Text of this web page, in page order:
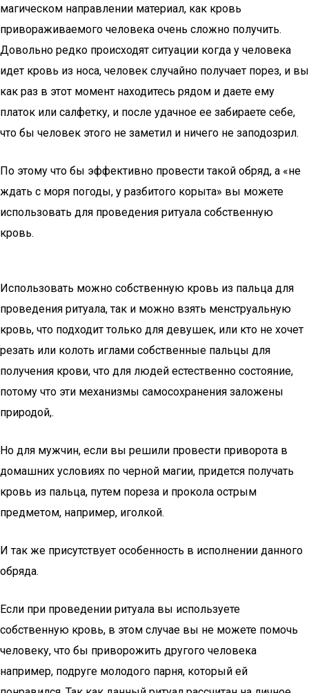
магическом направлении материал, как кровь
привораживаемого человека очень сложно получить.
Довольно редко происходят ситуации когда у человека
идет кровь из носа, человек случайно получает порез, и вы
как раз в этот момент находитесь рядом и даете ему
платок или салфетку, и после удачное ее забираете себе,
что бы человек этого не заметил и ничего не заподозрил.
По этому что бы эффективно провести такой обряд, а «не
ждать с моря погоды, у разбитого корыта» вы можете
использовать для проведения ритуала собственную
кровь.
Использовать можно собственную кровь из пальца для
проведения ритуала, так и можно взять менструальную
кровь, что подходит только для девушек, или кто не хочет
резать или колоть иглами собственные пальцы для
получения крови, что для людей естественно состояние,
потому что эти механизмы самосохранения заложены
природой,.
Но для мужчин, если вы решили провести приворота в
домашних условиях по черной магии, придется получать
кровь из пальца, путем пореза и прокола острым
предметом, например, иголкой.
И так же присутствует особенность в исполнении данного
обряда.
Если при проведении ритуала вы используете
собственную кровь, в этом случае вы не можете помочь
человеку, что бы приворожить другого человека
например, подруге молодого парня, который ей